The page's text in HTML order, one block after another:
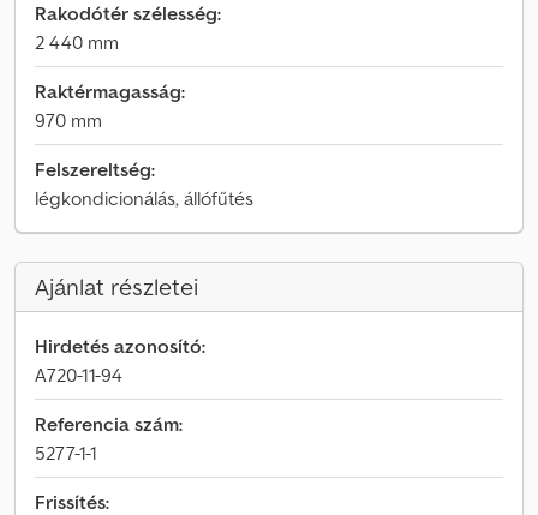
Rakodótér szélesség:
2 440 mm
Raktérmagasság:
970 mm
Felszereltség:
légkondicionálás, állófűtés
Ajánlat részletei
Hirdetés azonosító:
A720-11-94
Referencia szám:
5277-1-1
Frissítés: